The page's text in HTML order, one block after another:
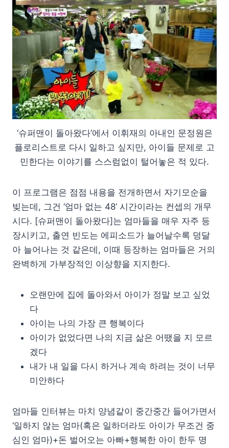
‘슈퍼맨이 돌아왔다’에서 이휘재의 아내인 문정원은
플로리스트로 다시 일하고 싶지만, 아이들 문제로 고
민한다는 이야기를 스스럼없이 털어놓은 적 있다.
이 프로그램은 점점 내용을 전개하면서 자기모순을
빚는데, 그건 ‘엄마 없는 48’ 시간이라는 컨셉의 개무
시다. [슈퍼맨이 돌아왔다]는 엄마들을 매우 자주 등
장시키고, 출연 빈도는 에피소드가 늘어날수록 덩달
아 늘어나는 것 같은데, 이때 등장하는 엄마들은 거의
완벽하게 가부장적인 이상향을 지지한다.
오랜만에 집에 돌아와서 아이가 정말 보고 싶었
다
아이는 나의 가장 큰 행복이다
아이가 없었다면 나의 지금 삶은 어땠을 지 모르
겠다
내가 내 일을 다시 하거나 계속 하려는 것이 너무
미안하다
엄마들 인터뷰는 마치 양념같이 중간중간 들어가면서
‘일하지 않는 엄마(혹은 일하더라도 아이가 무조건 중
심인 엄마)+돈 벌어오는 아빠+행복한 아이 한두 명